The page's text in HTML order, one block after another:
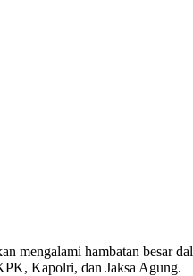
hambatan besar
Kapolri, dan Jaksa Agung.